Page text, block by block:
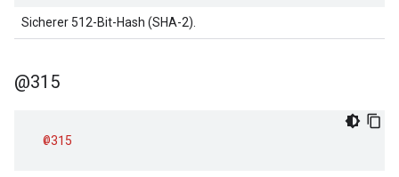
Sicherer 512-Bit-Hash (SHA-2).
@315
@315